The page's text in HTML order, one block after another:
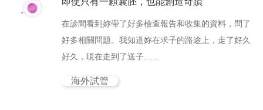
關於我們
在診間看到妳帶了好多檢查報告和收集的資料，問了
好多相關問題。我知道妳在求子的路途上，走了好久
好久，現在走到了送子......
海外試管